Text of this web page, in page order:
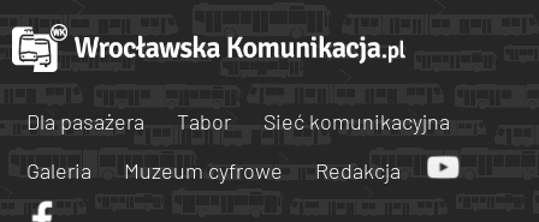
Dla pasażera Tabor
Sieć komunikacyjna
Galeria
Muzeum cyfrowe Redakcja